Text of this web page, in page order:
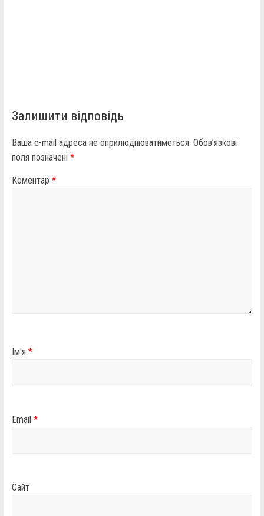
Залишити відповідь
Ваша e-mail адреса не оприлюднюватиметься. Обов’язкові
поля позначені *
Коментар *
Ім'я *
Email *
Сайт